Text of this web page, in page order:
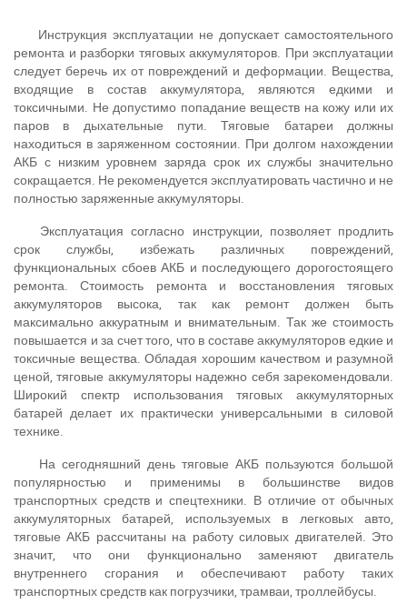
Инструкция эксплуатации не допускает самостоятельного
ремонта и разборки тяговых аккумуляторов. При эксплуатации
следует беречь их от повреждений и деформации. Вещества,
входящие в состав аккумулятора, являются едкими и
токсичными. Не допустимо попадание веществ на кожу или их
паров в дыхательные пути. Тяговые батареи должны
находиться в заряженном состоянии. При долгом нахождении
АКБ с низким уровнем заряда срок их службы значительно
сокращается. Не рекомендуется эксплуатировать частично и не
полностью заряженные аккумуляторы.
Эксплуатация согласно инструкции, позволяет продлить
срок службы, избежать различных повреждений,
функциональных сбоев АКБ и последующего дорогостоящего
ремонта. Стоимость ремонта и восстановления тяговых
аккумуляторов высока, так как ремонт должен быть
максимально аккуратным и внимательным. Так же стоимость
повышается и за счет того, что в составе аккумуляторов едкие и
токсичные вещества. Обладая хорошим качеством и разумной
ценой, тяговые аккумуляторы надежно себя зарекомендовали.
Широкий спектр использования тяговых аккумуляторных
батарей делает их практически универсальными в силовой
технике.
На сегодняшний день тяговые АКБ пользуются большой
популярностью и применимы в большинстве видов
транспортных средств и спецтехники. В отличие от обычных
аккумуляторных батарей, используемых в легковых авто,
тяговые АКБ рассчитаны на работу силовых двигателей. Это
значит, что они функционально заменяют двигатель
внутреннего сгорания и обеспечивают работу таких
транспортных средств как погрузчики, трамваи, троллейбусы.